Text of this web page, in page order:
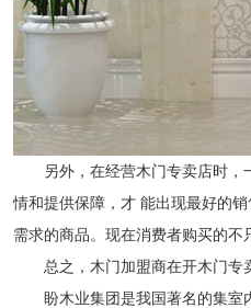
另外，在经营木门专卖店时
情和提供保障，才 能出现最好的
需求的商品。现在消费者购买的不
总之，木门加盟商在开木门专
盼木业集团是我国著名的集